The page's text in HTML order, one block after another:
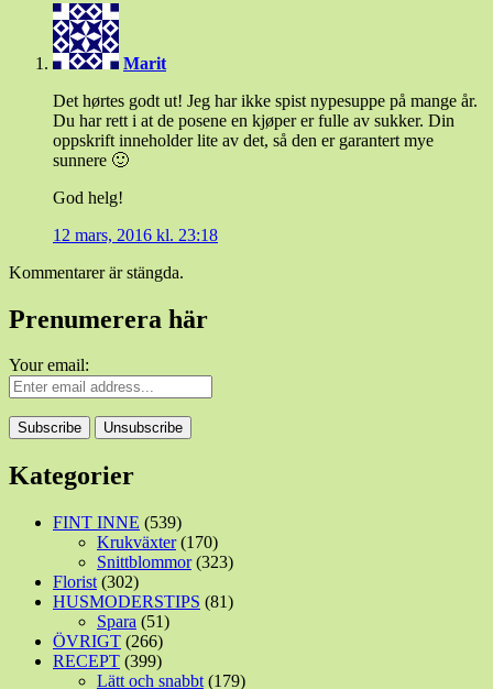
Marit
Det hørtes godt ut! Jeg har ikke spist nypesuppe på mange år.
Du har rett i at de posene en kjøper er fulle av sukker. Din
oppskrift inneholder lite av det, så den er garantert mye
sunnere 🙂
God helg!
12 mars, 2016 kl. 23:18
Kommentarer är stängda.
Prenumerera här
Your email:
Kategorier
FINT INNE (539)
Krukväxter(170)
Snittblommor(323)
Florist (302)
HUSMODERSTIPS (81)
Spara (51)
ÖVRIGT (266)
RECEPT (399)
Lätt och snabbt (179)